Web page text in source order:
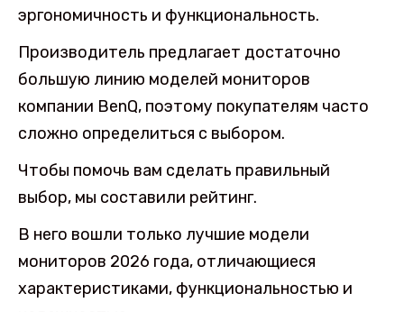
эргономичность и функциональность.
Производитель предлагает достаточно
большую линию моделей мониторов
компании BenQ, поэтому покупателям часто
сложно определиться с выбором.
Чтобы помочь вам сделать правильный
выбор, мы составили рейтинг.
В него вошли только лучшие модели
мониторов 2026 года, отличающиеся
характеристиками, функциональностью и